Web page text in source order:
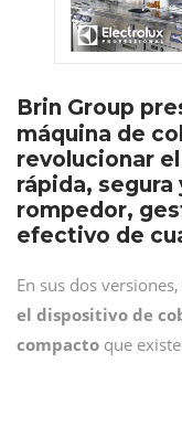
Brin Group
máquina de
revolucionar
rápida,
rompedor,
efectivo de
En sus dos
el dispositivo de
compacto que